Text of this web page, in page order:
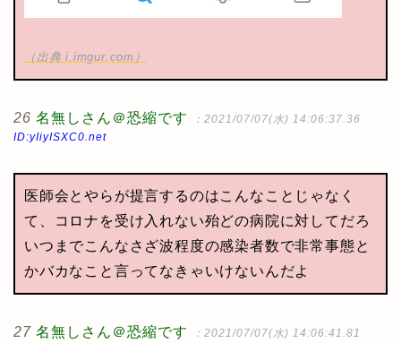
（出典 i.imgur.com）
26 名無しさん＠恐縮です
：2021/07/07(水) 14:06:37.36
ID:yIiyISXC0.net
医師会とやらが提言するのはこんなことじゃなく
て、コロナを受け入れない殆どの病院に対してだろ
いつまでこんなさざ波程度の感染者数で非常事態と
かバカなこと言ってなきゃいけないんだよ
27 名無しさん＠恐縮です
：2021/07/07(水) 14:06:41.81